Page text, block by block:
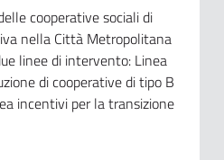
cooperative sociali di
nella Città Metropolitana
linee di intervento: Linea
di cooperative di tipo B
incentivi per la transizione